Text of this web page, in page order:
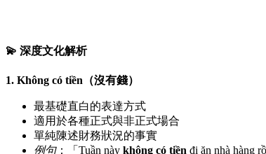
💫 深度文化解析
1. Không có tiền（沒有錢）
最基礎直白的表達方式
適用於各種正式與非正式場合
單純陳述財務狀況的事實
例句：「Tuần này không có tiền đi ăn nhà hàng